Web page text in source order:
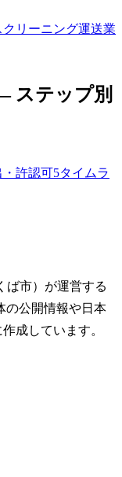
クリーニング運送業
ステップ別
・許認可5タイムラ
ば市）が運営する
の公開情報や日本
成しています。